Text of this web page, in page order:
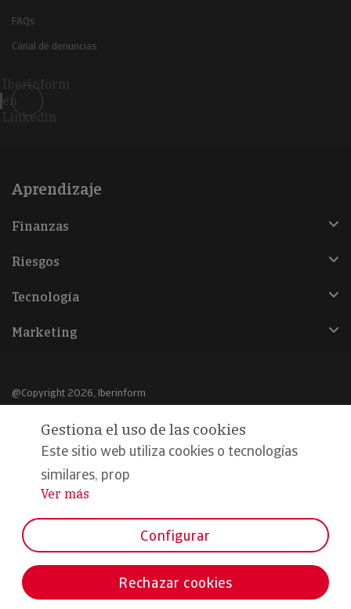
FAQs
Canal de denuncias
Iberinform
en
Linkedin
Aprendizaje
Finanzas
Riesgos
Tecnología
Marketing
@Copyright 2026, Iberinform
Aviso legal
Política de cookies
Declaración de privacidad
Formamos parte de:
Gestiona el uso de las cookies
Este sitio web utiliza cookies o tecnologías
similares, prop
...
Ver más
Configurar
Rechazar cookies